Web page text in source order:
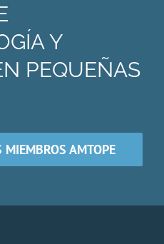
Y
PEQUEÑAS
MIEMBROS AMTOPE